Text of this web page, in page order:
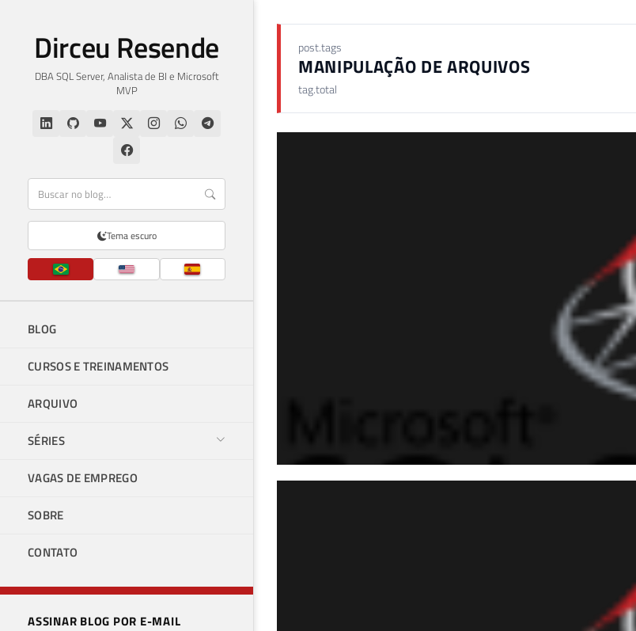
Dirceu Resende
DBA SQL Server, Analista de BI e Microsoft
MVP
Tema escuro
BLOG
CURSOS E TREINAMENTOS
ARQUIVO
SÉRIES
VAGAS DE EMPREGO
SOBRE
CONTATO
ASSINAR BLOG POR E-MAIL
post.tags
MANIPULAÇÃO DE ARQUIVOS
tag.total
SQL Server - Como
diretórios utilizando 7-zip